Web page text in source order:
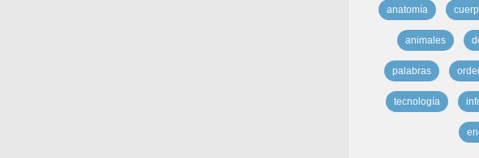
anatomía
animales
palabras
tecnología